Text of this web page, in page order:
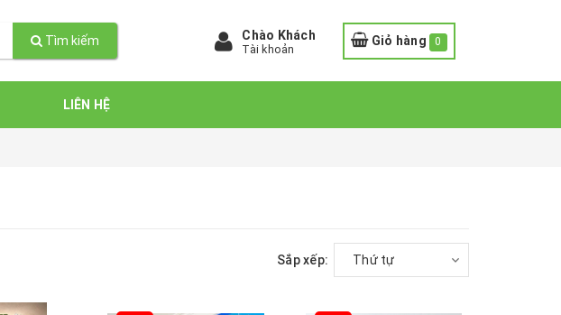
Tìm kiếm Chào Khách
Tài khoản
Giỏ hàng 0
LIÊN HỆ
Sắp xếp: Thứ tự